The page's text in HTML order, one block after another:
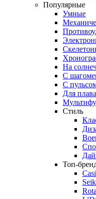
Популярные
Умные
На
С
С
Для
Стиль
Топ-